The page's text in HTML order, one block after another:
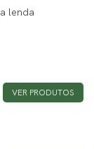
lenda
VER PRODUTOS